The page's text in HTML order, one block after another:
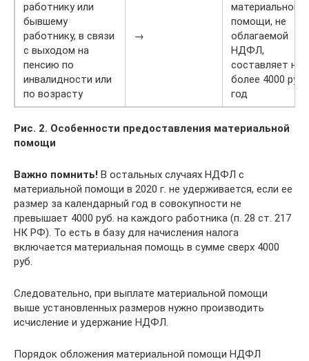
работнику или
бывшему
работнику, в связи
с выходом на
пенсию по
инвалидности или
по возрасту
→
материальной
помощи, не
облагаемой
НДФЛ,
составляет не
более 4000 руб.
год
Рис. 2. Особенности предоставления материальной
помощи
Важно помнить! В остальных случаях НДФЛ с
материальной помощи в 2020 г. не удерживается, если ее
размер за календарный год в совокупности не
превышает 4000 руб. на каждого работника (п. 28 ст. 217
НК РФ). То есть в базу для начисления налога
включается материальная помощь в сумме сверх 4000
руб.
Следовательно, при выплате материальной помощи
выше установленных размеров нужно производить
исчисление и удержание НДФЛ.
Порядок обложения материальной помощи НДФЛ